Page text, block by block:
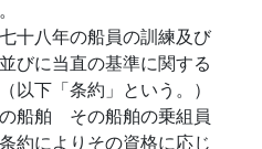
十八年の船員の訓練及び
びに当直の基準に関する
以下「条約」という。）
船舶 その船舶の乗組員
約によりその資格に応じ